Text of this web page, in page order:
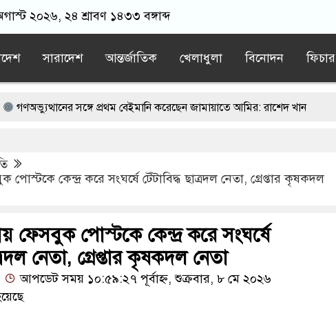
২০২৬, ২৪ শ্রাবণ ১৪৩৩ বঙ্গাব্দ
সারাদেশ আন্তর্জাতিক খেলাধুলা বিনোদন ফিচার
সঙ্গে প্রথম বেইমানি করেছেন জামায়াতে আমির: রাশেদ খান
ধরে সাগরে ভাসছে মার্কিন রণতরি, জবাব চায় ২০০ পরিবার
করলেন বিএনপি নেতা
আগেই গর্ভবতী, মেয়েকে নদীতে ডুবিয়ে হত্যা করলেন বাবা
পোস্টকে কেন্দ্র করে সংঘর্ষে টেঁটাবিদ্ধ ছাত্রদল নেতা, গ্রেপ্তার কৃষকদল
ফেসবুক পোস্টকে কেন্দ্র করে সংঘর্ষে
নেতা, গ্রেপ্তার কৃষকদল নেতা
আপডেট সময় ১০:৫৯:২৭ পূর্বাহ্ন, শুক্রবার, ৮ মে ২০২৬